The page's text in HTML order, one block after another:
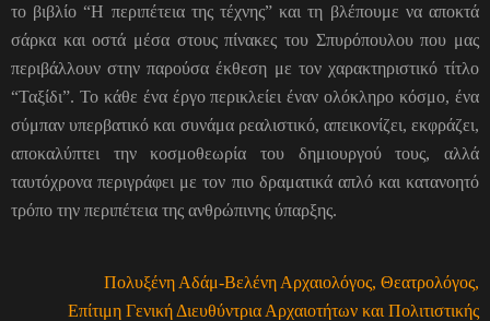
το βιβλίο “Η περιπέτεια της τέχνης” και τη βλέπουμε να αποκτά
σάρκα και οστά μέσα στους πίνακες του Σπυρόπουλου που μας
περιβάλλουν στην παρούσα έκθεση με τον χαρακτηριστικό τίτλο
“Ταξίδι”. Το κάθε ένα έργο περικλείει έναν ολόκληρο κόσμο, ένα
σύμπαν υπερβατικό και συνάμα ρεαλιστικό, απεικονίζει, εκφράζει,
αποκαλύπτει την κοσμοθεωρία του δημιουργού τους, αλλά
ταυτόχρονα περιγράφει με τον πιο δραματικά απλό και κατανοητό
τρόπο την περιπέτεια της ανθρώπινης ύπαρξης.
Πολυξένη Αδάμ-Βελένη Αρχαιολόγος, Θεατρολόγος,
Επίτιμη Γενική Διευθύντρια Αρχαιοτήτων και Πολιτιστικής